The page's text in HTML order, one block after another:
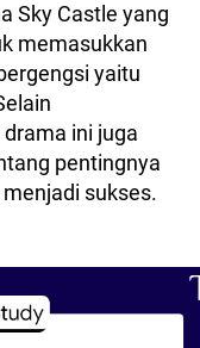
Sky Castle yang
memasukkan
yaitu
ini juga
pentingnya
sukses.